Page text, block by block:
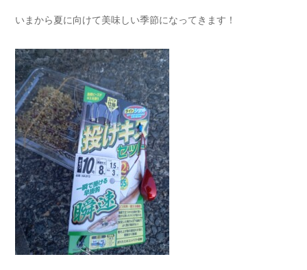
いまから夏に向けて美味しい季節になってきます！